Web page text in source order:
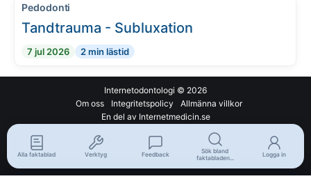
Pedodonti
Tandtrauma - Subluxation
7 jul 2026 2 min lästid
Internetodontologi © 2026
Om oss
Integritetspolicy
Allmänna villkor
En del av Internetmedicin.se
Alla faktablad Verktyg Feedback
Sök bland
faktabladen...
Logga in